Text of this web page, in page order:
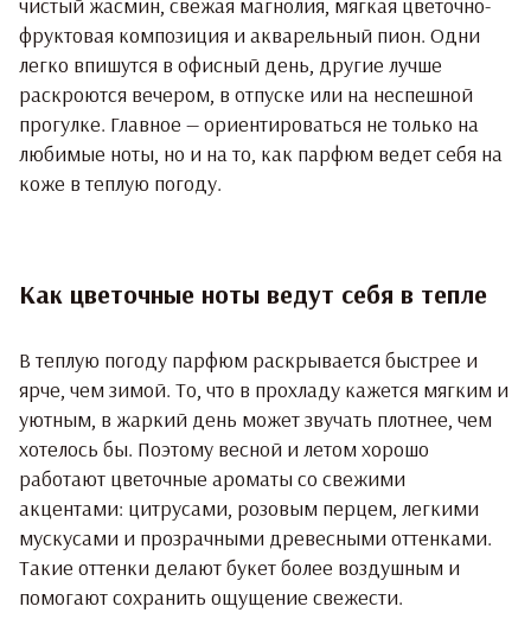
чистый жасмин, свежая магнолия, мягкая цветочно-
фруктовая композиция и акварельный пион. Одни
легко впишутся в офисный день, другие лучше
раскроются вечером, в отпуске или на неспешной
прогулке. Главное — ориентироваться не только на
любимые ноты, но и на то, как парфюм ведет себя на
коже в теплую погоду.
Как цветочные ноты ведут себя в тепле
В теплую погоду парфюм раскрывается быстрее и
ярче, чем зимой. То, что в прохладу кажется мягким и
уютным, в жаркий день может звучать плотнее, чем
хотелось бы. Поэтому весной и летом хорошо
работают цветочные ароматы со свежими
акцентами: цитрусами, розовым перцем, легкими
мускусами и прозрачными древесными оттенками.
Такие оттенки делают букет более воздушным и
помогают сохранить ощущение свежести.